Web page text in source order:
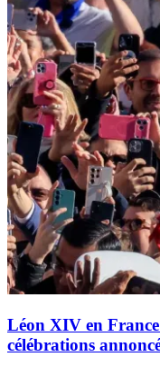
Léon XIV en
célébrations